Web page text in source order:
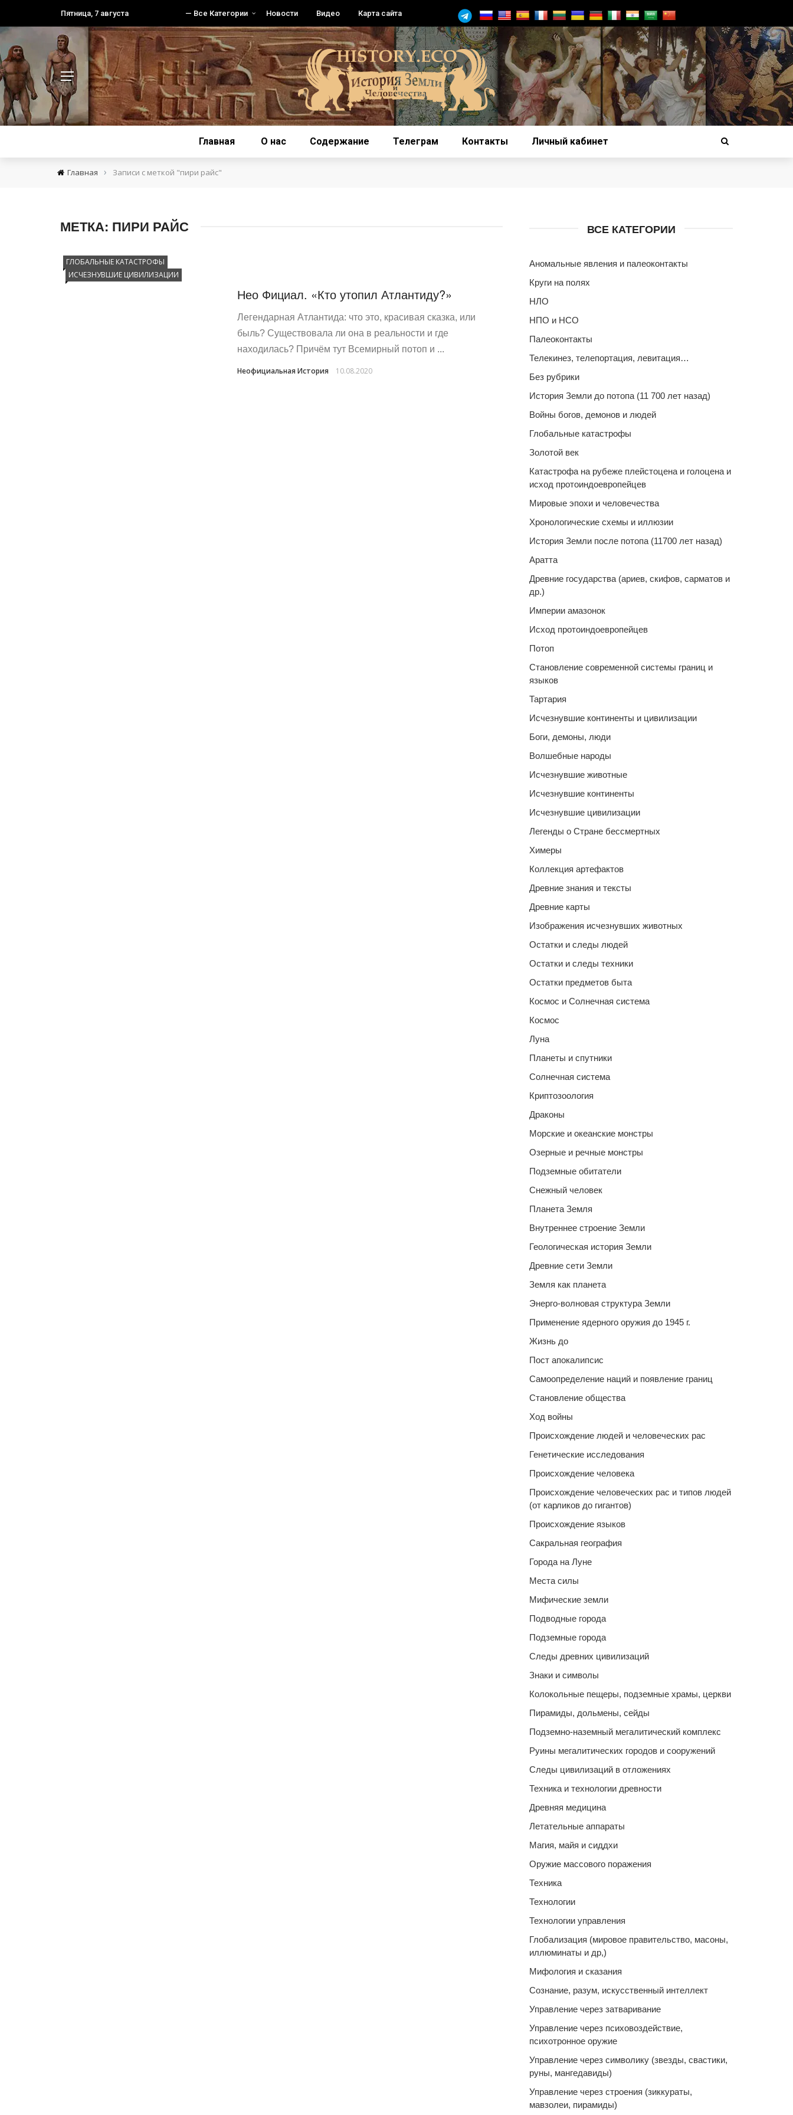
Пятница, 7 августа — Все Категории Новости Видео Карта сайта
Главная О нас Содержание Телеграм Контакты Личный кабинет
Главная › Записи с меткой "пири райс"
МЕТКА: ПИРИ РАЙС
ГЛОБАЛЬНЫЕ КАТАСТРОФЫ
ИСЧЕЗНУВШИЕ ЦИВИЛИЗАЦИИ
Нео Фициал. «Кто утопил Атлантиду?»
Легендарная Атлантида: что это, красивая сказка, или
быль? Существовала ли она в реальности и где
находилась? Причём тут Всемирный потоп и ...
Неофициальная История 10.08.2020
ВСЕ КАТЕГОРИИ
Аномальные явления и палеоконтакты
Круги на полях
НЛО
НПО и НСО
Палеоконтакты
Телекинез, телепортация, левитация…
Без рубрики
История Земли до потопа (11 700 лет назад)
Войны богов, демонов и людей
Глобальные катастрофы
Золотой век
Катастрофа на рубеже плейстоцена и голоцена и
исход протоиндоевропейцев
Мировые эпохи и человечества
Хронологические схемы и иллюзии
История Земли после потопа (11700 лет назад)
Аратта
Древние государства (ариев, скифов, сарматов и
др.)
Империи амазонок
Исход протоиндоевропейцев
Потоп
Становление современной системы границ и
языков
Тартария
Исчезнувшие континенты и цивилизации
Боги, демоны, люди
Волшебные народы
Исчезнувшие животные
Исчезнувшие континенты
Исчезнувшие цивилизации
Легенды о Стране бессмертных
Химеры
Коллекция артефактов
Древние знания и тексты
Древние карты
Изображения исчезнувших животных
Остатки и следы людей
Остатки и следы техники
Остатки предметов быта
Космос и Солнечная система
Космос
Луна
Планеты и спутники
Солнечная система
Криптозоология
Драконы
Морские и океанские монстры
Озерные и речные монстры
Подземные обитатели
Снежный человек
Планета Земля
Внутреннее строение Земли
Геологическая история Земли
Древние сети Земли
Земля как планета
Энерго-волновая структура Земли
Применение ядерного оружия до 1945 г.
Жизнь до
Пост апокалипсис
Самоопределение наций и появление границ
Становление общества
Ход войны
Происхождение людей и человеческих рас
Генетические исследования
Происхождение человека
Происхождение человеческих рас и типов людей
(от карликов до гигантов)
Происхождение языков
Сакральная география
Города на Луне
Места силы
Мифические земли
Подводные города
Подземные города
Следы древних цивилизаций
Знаки и символы
Колокольные пещеры, подземные храмы, церкви
Пирамиды, дольмены, сейды
Подземно-наземный мегалитический комплекс
Руины мегалитических городов и сооружений
Следы цивилизаций в отложениях
Техника и технологии древности
Древняя медицина
Летательные аппараты
Магия, майя и сиддхи
Оружие массового поражения
Техника
Технологии
Технологии управления
Глобализация (мировое правительство, масоны,
иллюминаты и др,)
Мифология и сказания
Сознание, разум, искусственный интеллект
Управление через затваривание
Управление через психовоздействие,
психотронное оружие
Управление через символику (звезды, свастики,
руны, мангедавиды)
Управление через строения (зиккураты,
мавзолеи, пирамиды)